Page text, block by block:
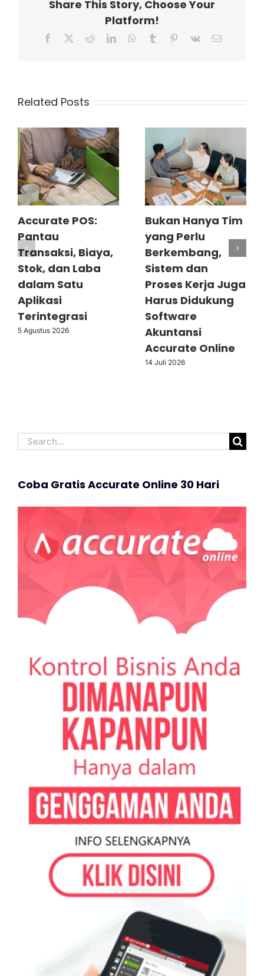
Share This Story, Choose Your
Platform!
Facebook RedditLinkedInWhatsApp
Tumblr Pinterest
Vk Email
Related Posts
Accurate POS:
Pantau
Transaksi, Biaya,
Stok, dan Laba
dalam Satu
Aplikasi
Terintegrasi
5 Agustus 2026
Bukan Hanya Tim
yang Perlu
Berkembang,
Sistem dan
Proses Kerja Juga
Harus Didukung
Software
Akuntansi
Accurate Online
14 Juli 2026
Search
Coba Gratis Accurate Online 30 Hari